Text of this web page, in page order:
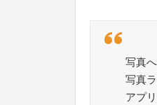
写真
写真
アプ